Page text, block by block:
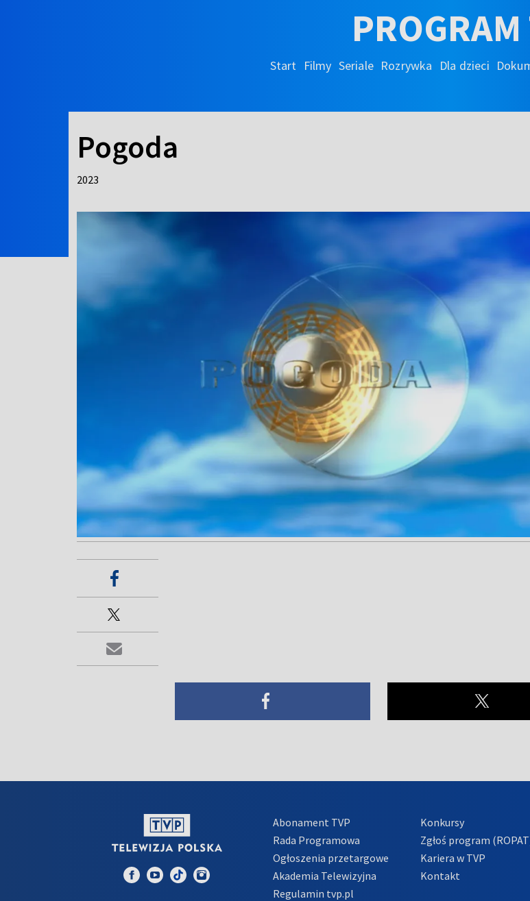
Start Filmy Seriale Rozrywka Dla dzieci
Pogoda
2023
Abonament TVP
Rada Programowa
Ogłoszenia przetargowe
Akademia Telewizyjna
Regulamin tvp.pl
Konkursy
Zgłoś program
Kariera w TVP
Kontakt